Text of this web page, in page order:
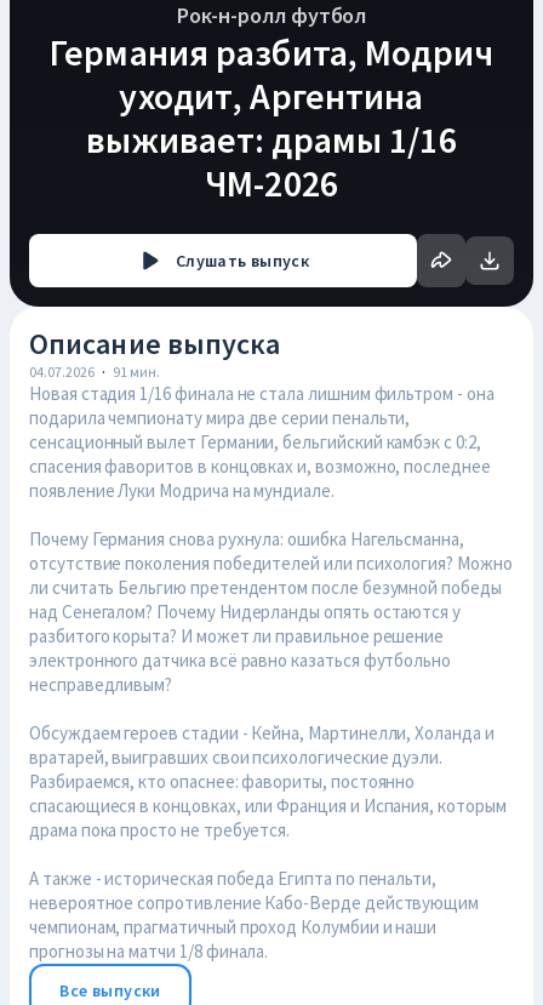
Рок-н-ролл футбол
Германия разбита, Модрич
уходит, Аргентина
выживает: драмы 1/16
ЧМ-2026
Слушать выпуск
Описание выпуска
04.07.2026 · 91 мин.
Новая стадия 1/16 финала не стала лишним фильтром - она
подарила чемпионату мира две серии пенальти,
сенсационный вылет Германии, бельгийский камбэк с 0:2,
спасения фаворитов в концовках и, возможно, последнее
появление Луки Модрича на мундиале.
Почему Германия снова рухнула: ошибка Нагельсманна,
отсутствие поколения победителей или психология? Можно
ли считать Бельгию претендентом после безумной победы
над Сенегалом? Почему Нидерланды опять остаются у
разбитого корыта? И может ли правильное решение
электронного датчика всё равно казаться футбольно
несправедливым?
Обсуждаем героев стадии - Кейна, Мартинелли, Холанда и
вратарей, выигравших свои психологические дуэли.
Разбираемся, кто опаснее: фавориты, постоянно
спасающиеся в концовках, или Франция и Испания, которым
драма пока просто не требуется.
А также - историческая победа Египта по пенальти,
невероятное сопротивление Кабо-Верде действующим
чемпионам, прагматичный проход Колумбии и наши
прогнозы на матчи 1/8 финала.
Все выпуски